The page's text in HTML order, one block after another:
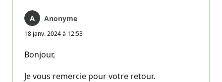
Anonyme
18 janv. 2024 à 12:53
Bonjour,
Je vous remercie pour votre retour.